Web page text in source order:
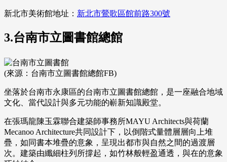
新北市美術館地址： 新北市鶯歌區館前路300號
3.台南市立圖書館總館
(來源：台南市立圖書館總館FB)
坐落於台南市永康區的台南市立圖書館總館，是一座融合地域
文化、當代設計與多元功能的嶄新知識殿堂。
在張瑪龍陳玉霖聯合建築師事務所MAYU Architects與荷蘭
Mecanoo Architecture共同設計下，以倒階式量體層層向上堆
疊，如同書本堆疊的意象，呈現出都市與自然之間的過渡層
次。建築由纖細柱列所撐起，如竹林般輕盈通透，與在的意象